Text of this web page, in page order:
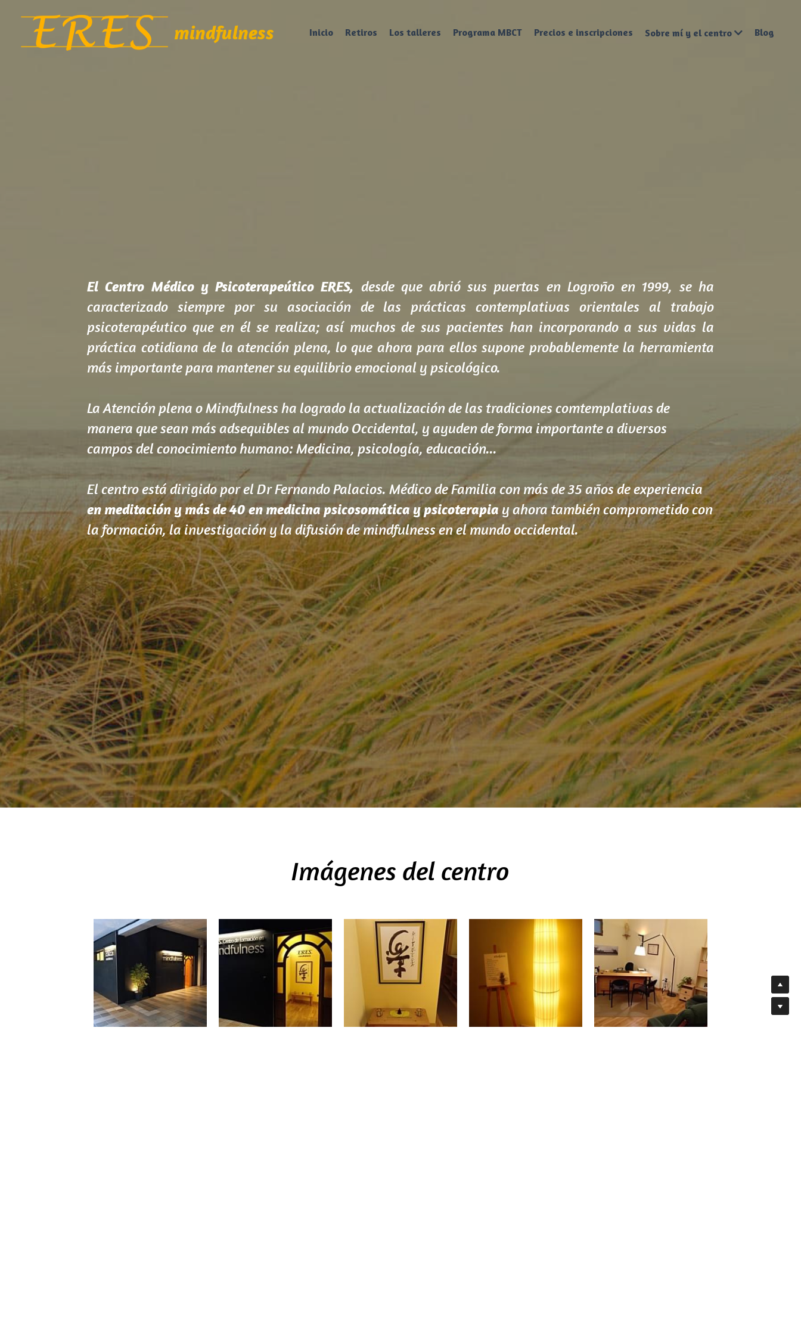
mindfulness Inicio Retiros Los talleres Programa MBCT Precios e inscripciones Sobre mí y el centro Blog
El Centro Médico y Psicoterapeútico ERES, desde que abrió sus puertas en Logroño en 1999, se ha
caracterizado siempre por su asociación de las prácticas contemplativas orientales al trabajo
psicoterapéutico que en él se realiza; así muchos de sus pacientes han incorporando a sus vidas la
práctica cotidiana de la atención plena, lo que ahora para ellos supone probablemente la herramienta
más importante para mantener su equilibrio emocional y psicológico.
La Atención plena o Mindfulness ha logrado la actualización de las tradiciones comtemplativas de
manera que sean más adsequibles al mundo Occidental, y ayuden de forma importante a diversos
campos del conocimiento humano: Medicina, psicología, educación...
El centro está dirigido por el Dr Fernando Palacios. Médico de Familia con más de 35 años de experiencia
en meditación y más de 40 en medicina psicosomática y psicoterapia y ahora también comprometido con
la formación, la investigación y la difusión de mindfulness en el mundo occidental.
Imágenes del centro